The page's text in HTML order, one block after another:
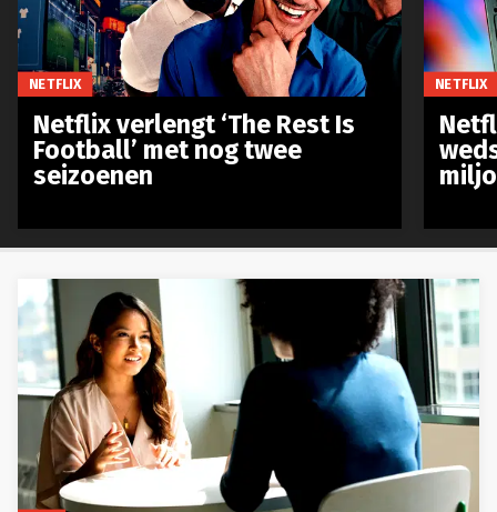
NETFLIX
Netflix verlengt ‘The Rest Is
Football’ met nog twee
seizoenen
NETFLIX